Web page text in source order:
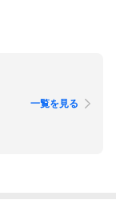
一覧を見る